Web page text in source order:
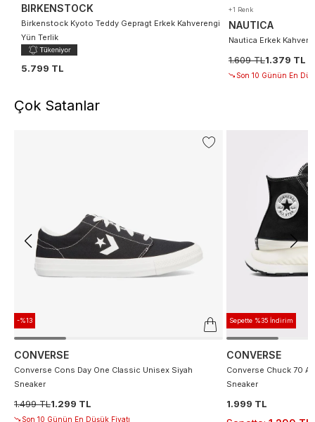
BIRKENSTOCK
Birkenstock Kyoto Teddy Gepragt Erkek Kahverengi
Yün Terlik
5.799 TL
+1 Renk
NAUTICA
Nautica Erkek
1.609 TL1.379 TL
Son 10 Günün En
Çok Satanlar
-%13
CONVERSE
Converse Cons Day One Classic Unisex Siyah
Sneaker
1.499 TL1.299 TL
Son 10 Günün En Düşük Fiyatı
Sepette %35 İndirim
CONVERSE
Converse Chuck 70
Sneaker
1.999 TL